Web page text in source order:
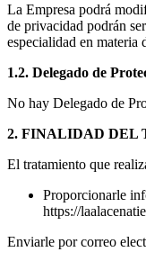
La Empresa podrá
de privacidad podrán
especialidad en materia
1.2. Delegado de
No hay Delegado de
2. FINALIDAD DEL
El tratamiento que
Proporcionarle
https://
Enviarle por correo